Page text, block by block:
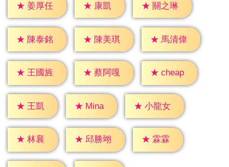
★ 姜厚任 ★ 康凱 ★ 關之琳
★ 陳泰銘 ★ 陳美琪 ★ 馬清偉
★ 王國旌 ★ 蔡阿嘎 ★ cheap
★ 王凱 ★ Mina ★ 小龍女
★ 林襄 ★ 邱勝翊 ★ 霖霖